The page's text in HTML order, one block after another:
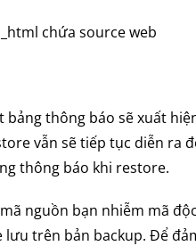
chứa source web
bảng thông báo sẽ xuất
vẫn sẽ tiếp tục diễn ra
thông báo khi restore.
nguồn bạn nhiễm mã
trên bản backup. Để